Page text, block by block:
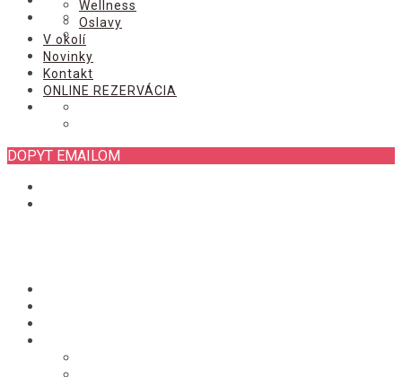
Wellness
Oslavy
V okolí
Novinky
Kontakt
ONLINE REZERVÁCIA
DOPYT EMAILOM